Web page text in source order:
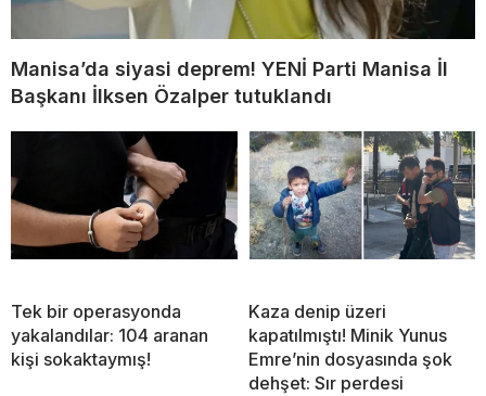
Manisa’da siyasi deprem! YENİ Parti Manisa İl
Başkanı İlksen Özalper tutuklandı
Tek bir operasyonda
yakalandılar: 104 aranan
kişi sokaktaymış!
Kaza denip üzeri
kapatılmıştı! Minik Yunus
Emre’nin dosyasında şok
dehşet: Sır perdesi